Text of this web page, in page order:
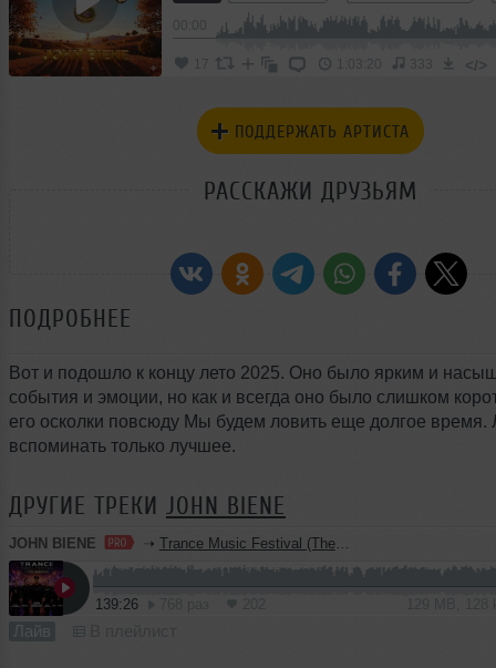
17 1:03:20 333 </>
ПОДДЕРЖАТЬ АРТИСТА
РАССКАЖИ ДРУЗЬЯМ
ПОДРОБНЕЕ
Вот и подошло к концу лето 2025. Оно было ярким и
события и эмоции, но как и всегда оно было слишком
его осколки повсюду Мы будем ловить еще долгое время.
вспоминать только лучшее.
ДРУГИЕ ТРЕКИ JOHN BIENE
JOHN BIENE ➝ Trance Music Festival (The BESEDKA Party Mix) (Episode #42)
139:26
Лайв